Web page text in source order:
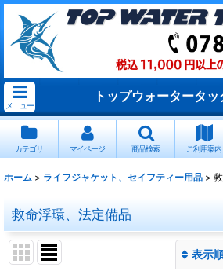
メニュー
トップウォータータ
カテゴリ マイページ 商品検索 ご利用案内
ホーム > ライフジャケット、セイフティー用品 >
救命浮環、法定備品
表示